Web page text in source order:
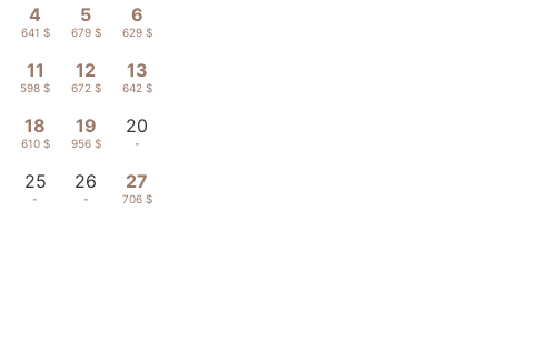
4
641 $
5
679 $
6
629 $
11
598 $
12
672 $
13
642 $
18
610 $
19
956 $
20
-
25
-
26
-
27
706 $